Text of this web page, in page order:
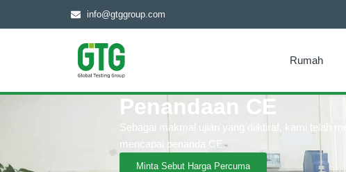
info@gtggroup.com
Rumah
Penandaan CE
Sebagai makmal ujian yang diiktiraf, kami telah
mencapai penanda CE.
Minta Sebut Harga Percuma